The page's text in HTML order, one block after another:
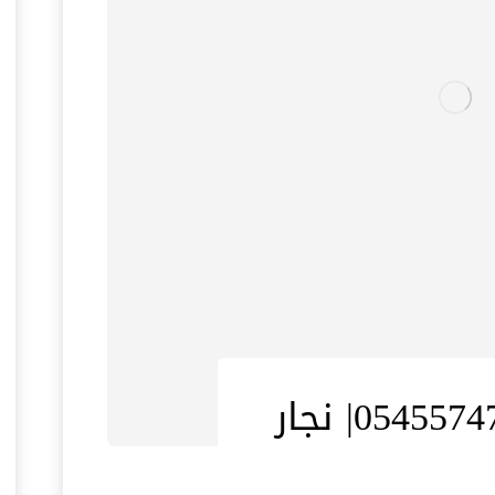
نجار في عجمان |0545574752| نجار